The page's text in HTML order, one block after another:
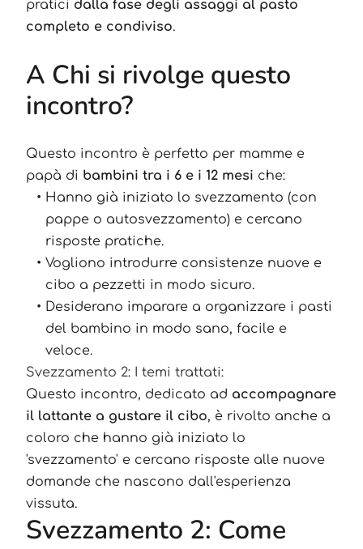
pratici dalla fase degli assaggi al pasto
completo e condiviso.
A Chi si rivolge questo
incontro?
Questo incontro è perfetto per mamme e
papà di bambini tra i 6 e i 12 mesi che:
Hanno già iniziato lo svezzamento (con
pappe o autosvezzamento) e cercano
risposte pratiche.
Vogliono introdurre consistenze nuove e
cibo a pezzetti in modo sicuro.
Desiderano imparare a organizzare i pasti
del bambino in modo sano, facile e
veloce.
Svezzamento 2: I temi trattati:
Questo incontro, dedicato ad accompagnare
il lattante a gustare il cibo, è rivolto anche a
coloro che hanno già iniziato lo
'svezzamento' e cercano risposte alle nuove
domande che nascono dall'esperienza
vissuta.
Svezzamento 2: Come